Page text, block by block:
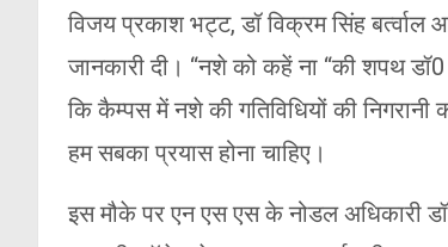
विजय प्रकाश भट्ट, डॉ विक्रम सिंह बर्त्वाल
जानकारी दी। “नशे को कहें ना “की शपथ डॉ0
कि कैम्पस में नशे की गतिविधियों की
हम सबका प्रयास होना चाहिए।
इस मौके पर एन एस एस के नोडल अधिकारी